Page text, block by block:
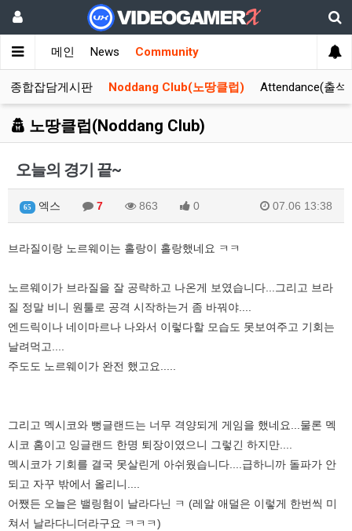
메인 News Community
종합잡담게시판 Noddang Club(노땅클럽) Attendance(출석
노땅클럽(Noddang Club)
오늘의 경기 끝~
65 엑스 7 863 0 07.06 13:38
브라질이랑 노르웨이는 홀랑이 홀랑했네요 ㅋㅋ
노르웨이가 브라질을 잘 공략하고 나온게 보였습니다...그리고 브라
질 정말 비니 원툴로 공격 시작하는거 좀 바꿔야....
엔드릭이나 네이마르나 나와서 이렇다할 모습도 못보여주고 기회는
날려먹고....
주도도 노르웨이가 완전 했고요.....
그리고 멕시코와 뻥글랜드는 너무 격양되게 게임을 했네요...물론 멕
시코 홈이고 잉글랜드 한명 퇴장이였으니 그렇긴 하지만....
멕시코가 기회를 결국 못살린게 아쉬웠습니다....급하니까 돌파가 안
되고 자꾸 밖에서 올리니....
어쨌든 오늘은 밸링험이 날라다닌 ㅋ (레알 애덜은 이렇게 한번씩 미
쳐서 날라다니더라구요 ㅋㅋㅋ)